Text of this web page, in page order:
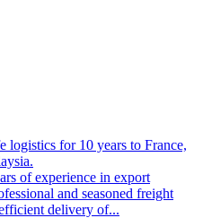
logistics for 10 years to France,
of experience in export
and seasoned freight
delivery of...